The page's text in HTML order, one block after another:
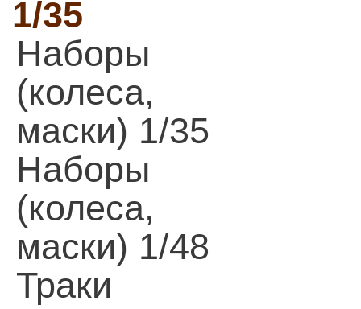
1/35
Наборы
(колеса,
маски) 1/35
Наборы
(колеса,
маски) 1/48
Траки